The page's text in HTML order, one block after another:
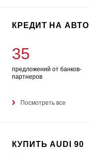
КУПИТЬ AUDI 90
КРЕДИТ НА АВТО
35
предложений от банков-
партнеров
Посмотреть все